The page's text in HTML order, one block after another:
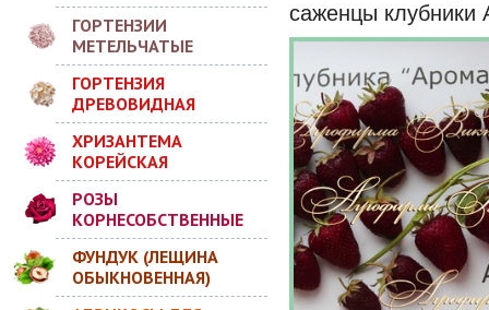
ГОРТЕНЗИИ
МЕТЕЛЬЧАТЫЕ
ГОРТЕНЗИЯ
ДРЕВОВИДНАЯ
ХРИЗАНТЕМА
КОРЕЙСКАЯ
РОЗЫ
КОРНЕСОБСТВЕННЫЕ
ФУНДУК (ЛЕЩИНА
ОБЫКНОВЕННАЯ)
саженцы клубники